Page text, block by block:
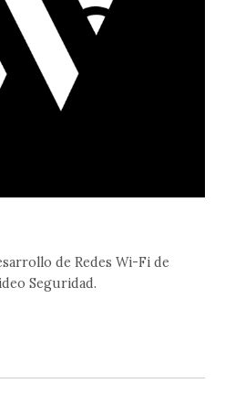
de Redes Wi-Fi de
Seguridad.